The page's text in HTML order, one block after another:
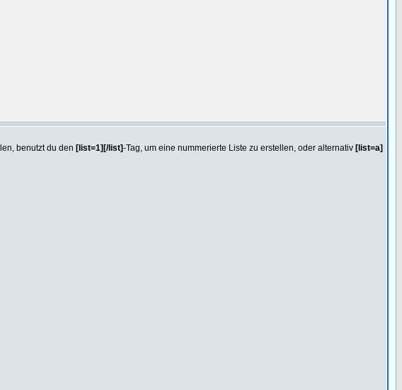
benutzt du den [list=1][/list]-Tag, um eine nummerierte Liste zu erstellen, oder alternativ [list=a]